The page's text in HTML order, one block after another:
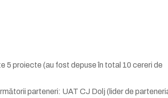
5 proiecte (au fost depuse în total 10 cereri de
parteneri: UAT CJ Dolj (lider de